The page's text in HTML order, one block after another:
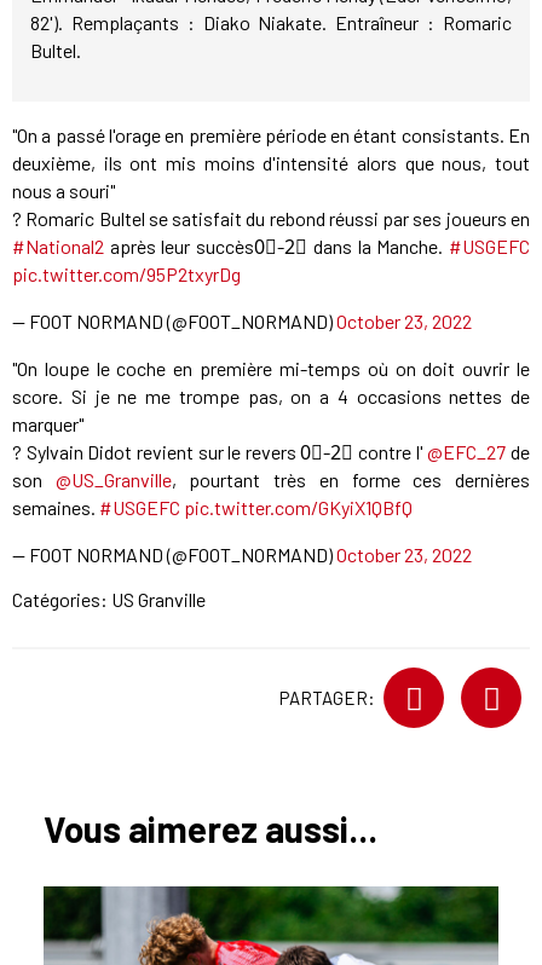
82'). Remplaçants : Diako Niakate. Entraîneur : Romaric
Bultel.
"On a passé l'orage en première période en étant consistants. En
deuxième, ils ont mis moins d'intensité alors que nous, tout
nous a souri"
? Romaric Bultel se satisfait du rebond réussi par ses joueurs en
#National2 après leur succès0⃣-2⃣ dans la Manche. #USGEFC
pic.twitter.com/95P2txyrDg
— FOOT NORMAND (@FOOT_NORMAND)October 23, 2022
"On loupe le coche en première mi-temps où on doit ouvrir le
score. Si je ne me trompe pas, on a 4 occasions nettes de
marquer"
? Sylvain Didot revient sur le revers 0⃣-2⃣ contre l'@EFC_27 de
son @US_Granville, pourtant très en forme ces dernières
semaines. #USGEFC pic.twitter.com/GKyiX1QBfQ
— FOOT NORMAND (@FOOT_NORMAND)October 23, 2022
Catégories: US Granville
PARTAGER:
Vous aimerez aussi...